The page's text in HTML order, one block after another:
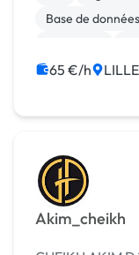
FullSta...
Base de données
65 €/h LILLE
Akim_cheikh